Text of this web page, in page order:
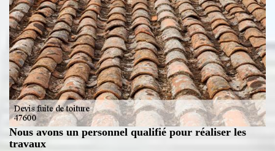
Nous avons un personnel qualifié pour réaliser les
travaux